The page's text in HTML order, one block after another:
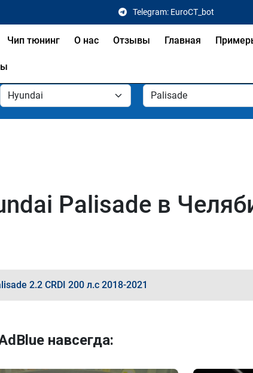
Telegram: EuroCT_bot
Чип тюнинг О нас Отзывы Главная
Palisade в
2.2 CRDI 200 л.с 2018-2021
навсегда: